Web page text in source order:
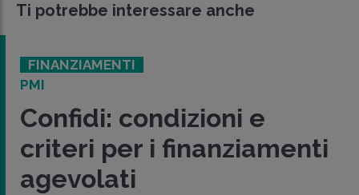
Ti potrebbe interessare anche
FINANZIAMENTI
PMI
Confidi: condizioni e
criteri per i finanziamenti
agevolati